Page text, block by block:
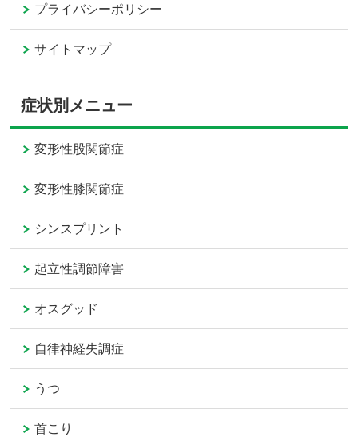
プライバシーポリシー
サイトマップ
症状別メニュー
変形性股関節症
変形性膝関節症
シンスプリント
起立性調節障害
オスグッド
自律神経失調症
うつ
首こり